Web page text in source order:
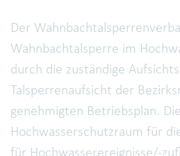
Der
Wahnbachtalsperre im
durch die zuständige
Talsperrenaufsicht der
genehmigten Betriebsplan.
Hochwasserschutzraum für